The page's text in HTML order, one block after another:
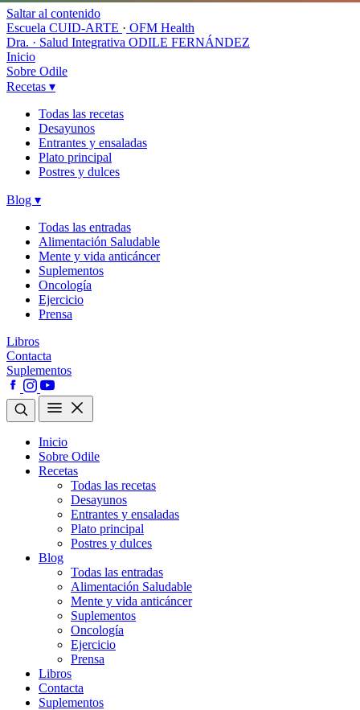
Saltar al contenido
Escuela CUID-ARTE · OFM Health
Dra. · Salud Integrativa ODILE FERNÁNDEZ
Inicio
Sobre Odile
Recetas ▾
Todas las recetas
Desayunos
Entrantes y ensaladas
Plato principal
Postres y dulces
Blog ▾
Todas las entradas
Alimentación Saludable
Mente y vida anticáncer
Suplementos
Oncología
Ejercicio
Prensa
Libros
Contacta
Suplementos
Inicio
Sobre Odile
Recetas
Todas las recetas
Desayunos
Entrantes y ensaladas
Plato principal
Postres y dulces
Blog
Todas las entradas
Alimentación Saludable
Mente y vida anticáncer
Suplementos
Oncología
Ejercicio
Prensa
Libros
Contacta
Suplementos